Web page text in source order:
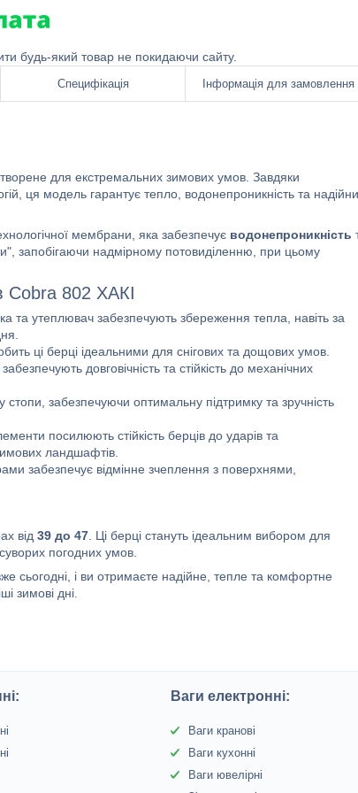
будь-який товар не покидаючи сайту.
Специфікація Інформація для замовлення
для екстремальних зимових умов. Завдяки
ця модель гарантує тепло, водонепроникність та
мембрани, яка забезпечує водонепроникність
запобігаючи надмірному потовиділенню, при цьому
Cobra 802 ХАКІ
та утеплювач забезпечують збереження тепла, навіть за
ці берці ідеальними для снігових та дощових умов.
довговічність та стійкість до механічних
забезпечуючи оптимальну підтримку та зручність
посилюють стійкість берців до ударів та
ландшафтів.
забезпечує відмінне зчеплення з поверхнями,
від 39 до 47 . Ці берці стануть ідеальним вибором для
погодних умов.
сьогодні, і ви отримаєте надійне, тепле та комфортне
зимові дні.
Ваги електронні:
Ваги кранові
Ваги кухонні
Ваги ювелірні